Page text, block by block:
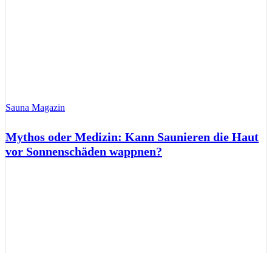
Sauna Magazin
Mythos oder Medizin: Kann Saunieren die Haut
vor Sonnenschäden wappnen?